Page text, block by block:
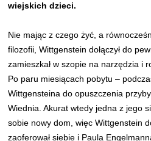
wiejskich dzieci.
Nie mając z czego żyć, a
filozofii, Wittgenstein dołączył do
zamieszkał w szopie na narzędzia i
Po paru miesiącach pobytu –
Wittgensteina do opuszczenia
Wiednia. Akurat wtedy jedna z jego
sobie nowy dom, więc Wittgenstein
zaoferował siebie i Paula